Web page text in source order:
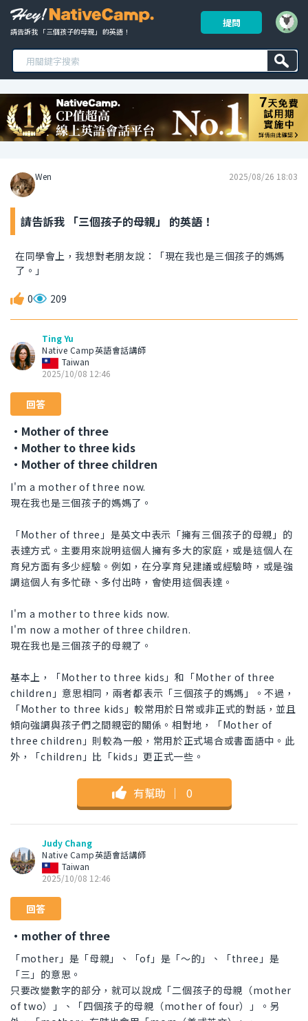
請告訴我 「三個孩子的母親」 的英語！
提問
Wen 2025/08/26 18:03
請告訴我 「三個孩子的母親」 的英語！
在同學會上，我想對老朋友說：「現在我也是三個孩子的媽媽
了。」
0 209
Ting Yu
Native Camp英語會話講師
Taiwan
2025/10/08 12:46
回答
・Mother of three
・Mother to three kids
・Mother of three children
I'm a mother of three now.
現在我也是三個孩子的媽媽了。
「Mother of three」是英文中表示「擁有三個孩子的母親」的
表達方式。主要用來說明這個人擁有多大的家庭，或是這個人在
育兒方面有多少經驗。例如，在分享育兒建議或經驗時，或是強
調這個人有多忙碌、多付出時，會使用這個表達。
I'm a mother to three kids now.
I'm now a mother of three children.
現在我也是三個孩子的母親了。
基本上，「Mother to three kids」和「Mother of three
children」意思相同，兩者都表示「三個孩子的媽媽」。不過，
「Mother to three kids」較常用於日常或非正式的對話，並且
傾向強調與孩子們之間親密的關係。相對地，「Mother of
three children」則較為一般，常用於正式場合或書面語中。此
外，「children」比「kids」更正式一些。
有幫助 ｜ 0
Judy Chang
Native Camp英語會話講師
Taiwan
2025/10/08 12:46
回答
・mother of three
「mother」是「母親」、「of」是「～的」、「three」是
「三」的意思。
只要改變數字的部分，就可以說成「二個孩子的母親（mother
of two）」、「四個孩子的母親（mother of four）」。另